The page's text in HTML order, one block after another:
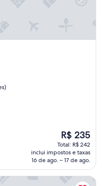
O
preço
é
de
R$ 235
R$ 235
Total: R$ 242
inclui impostos e taxas
16 de ago. – 17 de ago.